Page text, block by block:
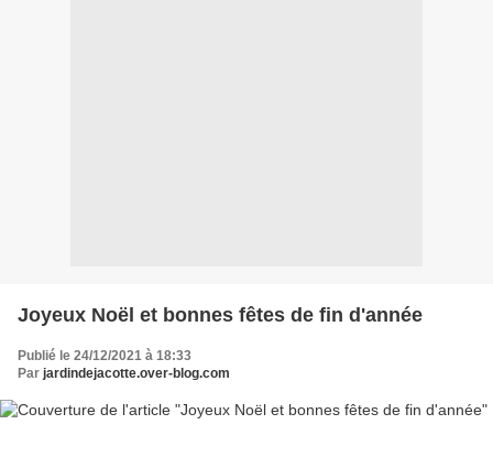
Joyeux Noël et bonnes fêtes de fin d'année
Publié le 24/12/2021 à 18:33
Par jardindejacotte.over-blog.com